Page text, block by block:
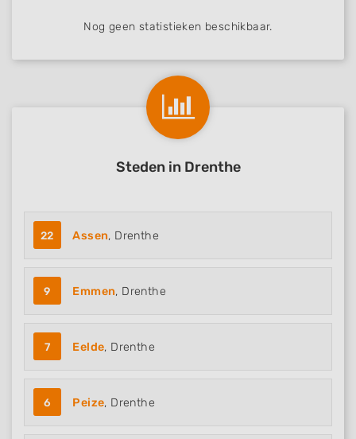
Nog geen statistieken beschikbaar.
Steden in Drenthe
22 Assen, Drenthe
9 Emmen, Drenthe
7 Eelde, Drenthe
6 Peize, Drenthe